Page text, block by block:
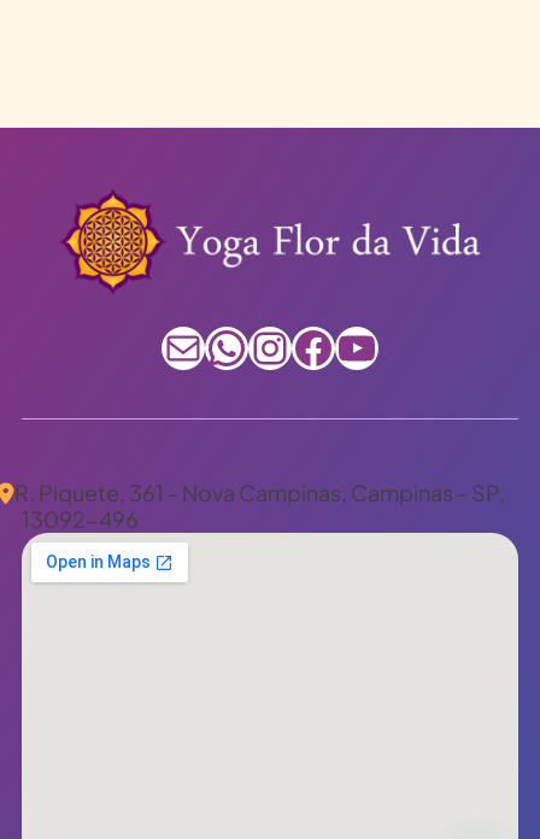
E-mail WhatsApp InstagramFacebook Youtube
R. Piquete, 361 - Nova Campinas, Campinas - SP,
13092-496